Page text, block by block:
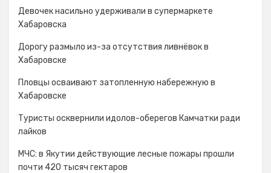
Девочек насильно удерживали в супермаркете
Хабаровска
Дорогу размыло из-за отсутствия ливнёвок в
Хабаровске
Пловцы осваивают затопленную набережную в
Хабаровске
Туристы осквернили идолов-оберегов Камчатки ради
лайков
МЧС: в Якутии действующие лесные пожары прошли
почти 420 тысяч гектаров